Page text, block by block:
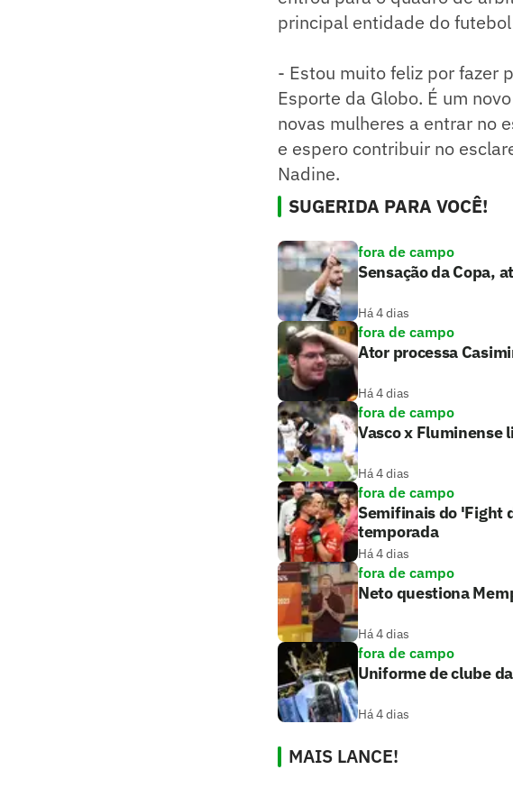
principal entidade do
- Estou muito feliz por fazer
Esporte da Globo. É um
novas mulheres a entrar no
e espero contribuir no
Nadine.
SUGERIDA PARA VOCÊ!
fora de campo
Sensação da Copa,
Há 4 dias
fora de campo
Ator processa
Há 4 dias
fora de campo
Vasco x Fluminense
Há 4 dias
fora de campo
Semifinais do 'Fight
temporada
Há 4 dias
fora de campo
Neto questiona
Há 4 dias
fora de campo
Uniforme de clube
Há 4 dias
MAIS LANCE!